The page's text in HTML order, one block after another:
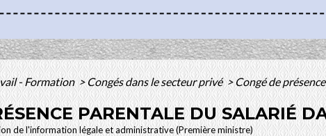
- Formation>Congés dans le secteur privé>Congé de
PARENTALE DU SALARIÉ
de l'information légale et administrative (Première ministre)